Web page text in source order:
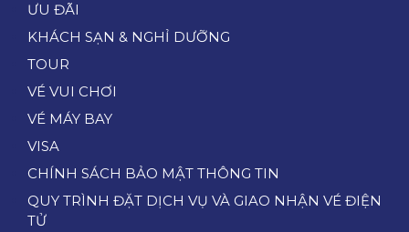
ƯU ĐÃI
KHÁCH SẠN & NGHỈ DƯỠNG
TOUR
VÉ VUI CHƠI
VÉ MÁY BAY
VISA
CHÍNH SÁCH BẢO MẬT THÔNG TIN
QUY TRÌNH ĐẶT DỊCH VỤ VÀ GIAO NHẬN VÉ ĐIỆN
TỬ